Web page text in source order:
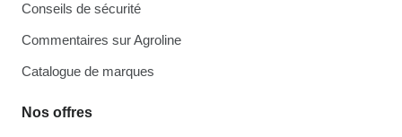
Conseils de sécurité
Commentaires sur Agroline
Catalogue de marques
Nos offres